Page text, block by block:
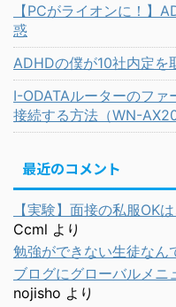
【PCがライオンに！】
惑
ADHDの僕が10社内定を
I-ODATAルーターのファ
接続する方法（WN-
最近のコメント
【実験】面接の私服OK
Ccml より
勉強ができない生徒なん
ブログにグローバルメニ
nojisho より